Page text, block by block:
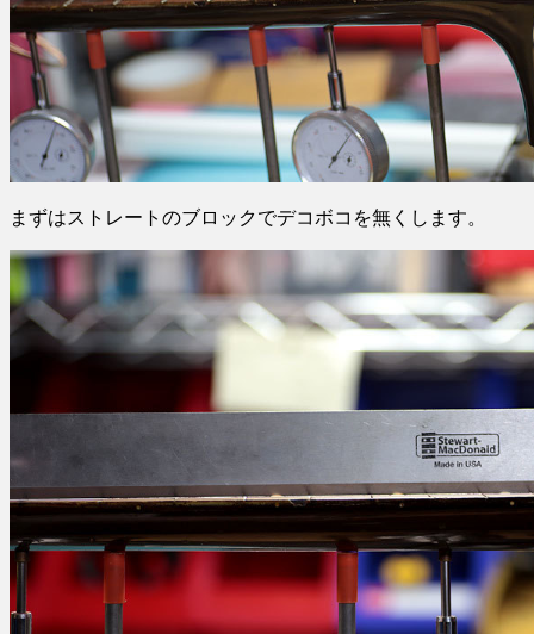
まずはストレートのブロックでデコボコを無くします。